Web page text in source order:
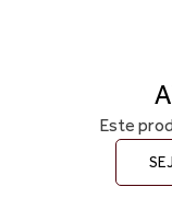
Este